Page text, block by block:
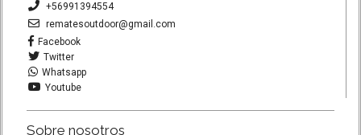
+56991394554
rematesoutdoor@gmail.com
Facebook
Twitter
Whatsapp
Youtube
Sobre nosotros